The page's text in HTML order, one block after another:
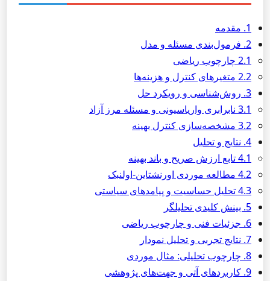
1. مقدمه
2. فرمول‌بندی مسئله و مدل
2.1 چارچوب ریاضی
2.2 متغیرهای کنترل و هزینه‌ها
3. روش‌شناسی و رویکرد حل
3.1 نابرابری واریاسیونی و مسئله مرز آزاد
3.2 مشخصه‌سازی کنترل بهینه
4. نتایج و تحلیل
4.1 تابع ارزش صریح و باند بهینه
4.2 مطالعه موردی اورنشتاین-اولنبک
4.3 تحلیل حساسیت و پیامدهای سیاستی
5. بینش کلیدی تحلیلگر
6. جزئیات فنی و چارچوب ریاضی
7. نتایج تجربی و تحلیل نمودار
8. چارچوب تحلیلی: مثال موردی
9. کاربردهای آتی و جهت‌های پژوهشی